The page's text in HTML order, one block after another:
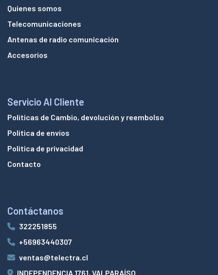
Quienes somos
Telecomunicaciones
Antenas de radio comunicación
Accesorios
Servicio Al Cliente
Políticas de Cambio, devolución y reembolso
Política de envíos
Política de privacidad
Contacto
Contáctanos
322251855
+56963440307
ventas@telectra.cl
INDEPENDENCIA 1761, VALPARAÍSO